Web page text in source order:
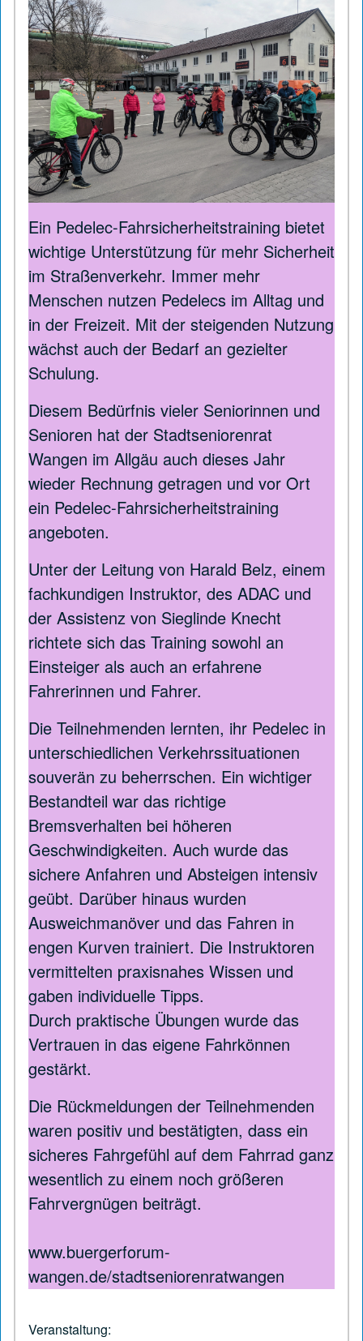
Ein Pedelec-Fahrsicherheitstraining bietet
wichtige Unterstützung für mehr Sicherheit
im Straßenverkehr. Immer mehr
Menschen nutzen Pedelecs im Alltag und
in der Freizeit. Mit der steigenden Nutzung
wächst auch der Bedarf an gezielter
Schulung.
Diesem Bedürfnis vieler Seniorinnen und
Senioren hat der Stadtseniorenrat
Wangen im Allgäu auch dieses Jahr
wieder Rechnung getragen und vor Ort
ein Pedelec-Fahrsicherheitstraining
angeboten.
Unter der Leitung von Harald Belz, einem
fachkundigen Instruktor, des ADAC und
der Assistenz von Sieglinde Knecht
richtete sich das Training sowohl an
Einsteiger als auch an erfahrene
Fahrerinnen und Fahrer.
Die Teilnehmenden lernten, ihr Pedelec in
unterschiedlichen Verkehrssituationen
souverän zu beherrschen. Ein wichtiger
Bestandteil war das richtige
Bremsverhalten bei höheren
Geschwindigkeiten. Auch wurde das
sichere Anfahren und Absteigen intensiv
geübt. Darüber hinaus wurden
Ausweichmanöver und das Fahren in
engen Kurven trainiert. Die Instruktoren
vermittelten praxisnahes Wissen und
gaben individuelle Tipps.
Durch praktische Übungen wurde das
Vertrauen in das eigene Fahrkönnen
gestärkt.
Die Rückmeldungen der Teilnehmenden
waren positiv und bestätigten, dass ein
sicheres Fahrgefühl auf dem Fahrrad ganz
wesentlich zu einem noch größeren
Fahrvergnügen beiträgt.
www.buergerforum-
wangen.de/stadtseniorenratwangen
Veranstaltung